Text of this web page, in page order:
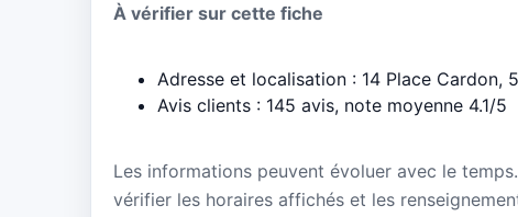
À vérifier sur cette fiche
Adresse et localisation : 14 Place Cardon,
Avis clients : 145 avis, note moyenne 4.1/5
Les informations peuvent évoluer avec le
vérifier les horaires affichés et les